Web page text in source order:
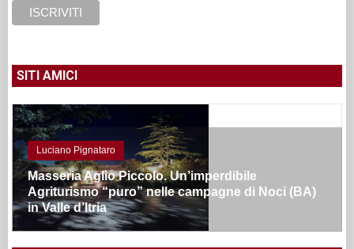
SITI AMICI
Luciano Pignataro
Masseria Aglio Piccolo. Un’imperdibile
Agriturismo “puro” nelle campagne di Noci (BA)
in Valle d’Itria